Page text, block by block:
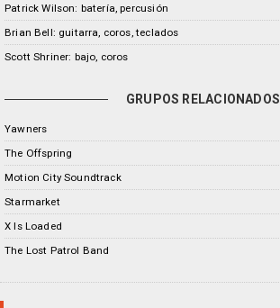
Patrick Wilson: batería, percusión
Brian Bell: guitarra, coros, teclados
Scott Shriner: bajo, coros
GRUPOS RELACIONADOS
Yawners
The Offspring
Motion City Soundtrack
Starmarket
X Is Loaded
The Lost Patrol Band